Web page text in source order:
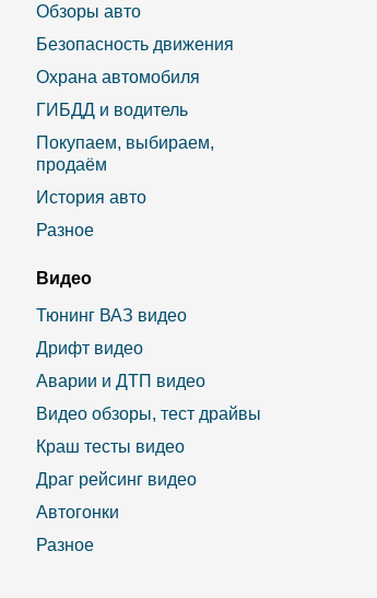
Обзоры авто
Безопасность движения
Охрана автомобиля
ГИБДД и водитель
Покупаем, выбираем,
продаём
История авто
Разное
Видео
Тюнинг ВАЗ видео
Дрифт видео
Аварии и ДТП видео
Видео обзоры, тест драйвы
Краш тесты видео
Драг рейсинг видео
Автогонки
Разное